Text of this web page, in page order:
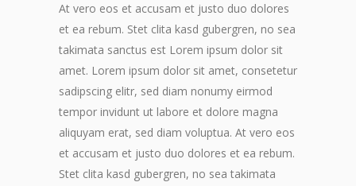
At vero eos et accusam et justo duo dolores
et ea rebum. Stet clita kasd gubergren, no sea
takimata sanctus est Lorem ipsum dolor sit
amet. Lorem ipsum dolor sit amet, consetetur
sadipscing elitr, sed diam nonumy eirmod
tempor invidunt ut labore et dolore magna
aliquyam erat, sed diam voluptua. At vero eos
et accusam et justo duo dolores et ea rebum.
Stet clita kasd gubergren, no sea takimata